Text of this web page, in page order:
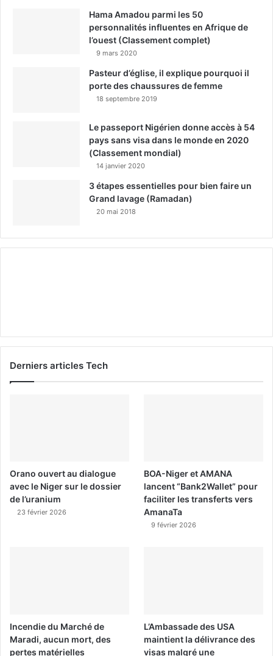
Hama Amadou parmi les 50
personnalités influentes en Afrique de
l’ouest (Classement complet)
9 mars 2020
Pasteur d’église, il explique pourquoi il
porte des chaussures de femme
18 septembre 2019
Le passeport Nigérien donne accès à 54
pays sans visa dans le monde en 2020
(Classement mondial)
14 janvier 2020
3 étapes essentielles pour bien faire un
Grand lavage (Ramadan)
20 mai 2018
Derniers articles Tech
Orano ouvert au dialogue
avec le Niger sur le dossier
de l’uranium
23 février 2026
BOA-Niger et AMANA
lancent “Bank2Wallet” pour
faciliter les transferts vers
AmanaTa
9 février 2026
Incendie du Marché de
Maradi, aucun mort, des
pertes matérielles
L’Ambassade des USA
maintient la délivrance des
visas malgré une